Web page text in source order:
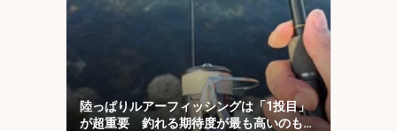
陸っぱりルアーフィッシングは「1投目」
が超重要 釣れる期待度が最も高いのも